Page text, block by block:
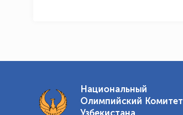
Национальный
Олимпийский Комитет